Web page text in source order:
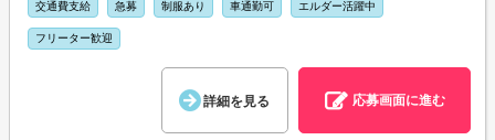
交通費支給 急募 制服あり 車通勤可 エルダー活躍中
フリーター歓迎
詳細を見る 応募画面に進む